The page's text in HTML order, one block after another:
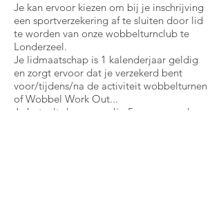
Je kan ervoor kiezen om bij je inschrijving
een sportverzekering af te sluiten door lid
te worden van onze wobbelturnclub te
Londerzeel.
Je lidmaatschap is 1 kalenderjaar geldig
en zorgt ervoor dat je verzekerd bent
voor/tijdens/na de activiteit wobbelturnen
of Wobbel Work Out...
Je betaalt dan eenmalig 5 euro voor de